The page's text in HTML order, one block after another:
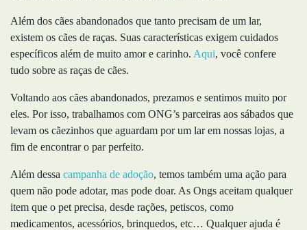
Além dos cães abandonados que tanto precisam de um lar,
existem os cães de raças. Suas características exigem cuidados
específicos além de muito amor e carinho. Aqui, você confere
tudo sobre as raças de cães.
Voltando aos cães abandonados, prezamos e sentimos muito por
eles. Por isso, trabalhamos com ONG’s parceiras aos sábados que
levam os cãezinhos que aguardam por um lar em nossas lojas, a
fim de encontrar o par perfeito.
Além dessa campanha de adoção, temos também uma ação para
quem não pode adotar, mas pode doar. As Ongs aceitam qualquer
item que o pet precisa, desde rações, petiscos, como
medicamentos, acessórios, brinquedos, etc… Qualquer ajuda é